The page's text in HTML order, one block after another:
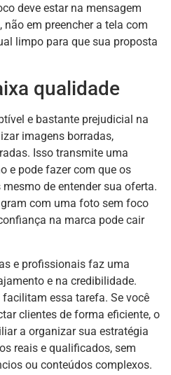
deve estar na mensagem
não em preencher a tela com
limpo para que sua proposta
qualidade
e bastante prejudicial na
imagens borradas,
Isso transmite uma
e pode fazer com que os
de entender sua oferta.
com uma foto sem foco
na marca pode cair
e profissionais faz uma
e na credibilidade.
essa tarefa. Se você
clientes de forma eficiente, o
a organizar sua estratégia
reais e qualificados, sem
ou conteúdos complexos.